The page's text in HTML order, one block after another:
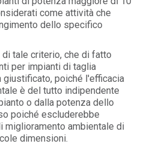
come attività che
dello specifico
di tale criterio, che di fatto
per impianti di taglia
giustificato, poiché l'efficacia
è del tutto indipendente
o dalla potenza dello
poiché escluderebbe
miglioramento ambientale di
dimensioni.